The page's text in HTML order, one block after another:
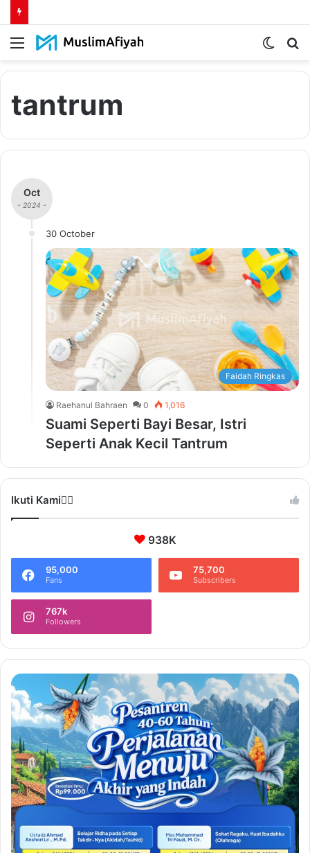
Menu
Switch
tantrum
Oct
- 2024 -
30 October
Faidah Ringkas
Raehanul Bahraen 0 1,016
Suami Seperti Bayi Besar, Istri
Seperti Anak Kecil Tantrum
Ikuti Kami❤️‍🔥
938K
95,000
Fans
75,700
Subscribers
767k
Followers